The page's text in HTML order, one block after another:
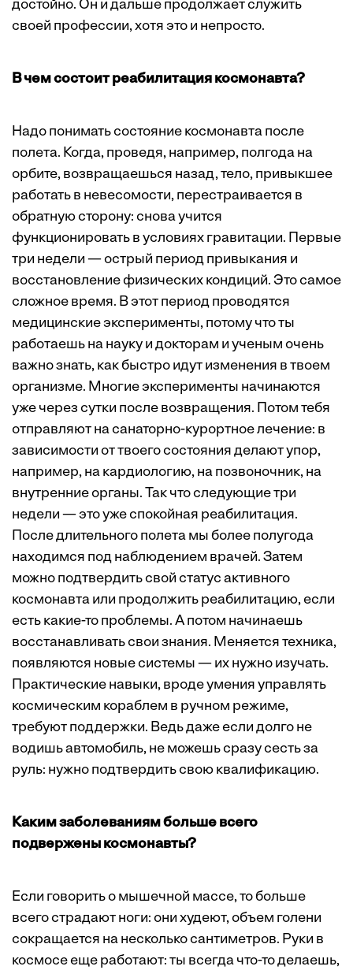
достойно. Он и дальше продолжает служить
своей профессии, хотя это и непросто.
В чем состоит реабилитация космонавта?
Надо понимать состояние космонавта после
полета. Когда, проведя, например, полгода на
орбите, возвращаешься назад, тело, привыкшее
работать в невесомости, перестраивается в
обратную сторону: снова учится
функционировать в условиях гравитации. Первые
три недели — острый период привыкания и
восстановление физических кондиций. Это самое
сложное время. В этот период проводятся
медицинские эксперименты, потому что ты
работаешь на науку и докторам и ученым очень
важно знать, как быстро идут изменения в твоем
организме. Многие эксперименты начинаются
уже через сутки после возвращения. Потом тебя
отправляют на санаторно-курортное лечение: в
зависимости от твоего состояния делают упор,
например, на кардиологию, на позвоночник, на
внутренние органы. Так что следующие три
недели — это уже спокойная реабилитация.
После длительного полета мы более полугода
находимся под наблюдением врачей. Затем
можно подтвердить свой статус активного
космонавта или продолжить реабилитацию, если
есть какие-то проблемы. А потом начинаешь
восстанавливать свои знания. Меняется техника,
появляются новые системы — их нужно изучать.
Практические навыки, вроде умения управлять
космическим кораблем в ручном режиме,
требуют поддержки. Ведь даже если долго не
водишь автомобиль, не можешь сразу сесть за
руль: нужно подтвердить свою квалификацию.
Каким заболеваниям больше всего
подвержены космонавты?
Если говорить о мышечной массе, то больше
всего страдают ноги: они худеют, объем голени
сокращается на несколько сантиметров. Руки в
космосе еще работают: ты всегда что-то делаешь,